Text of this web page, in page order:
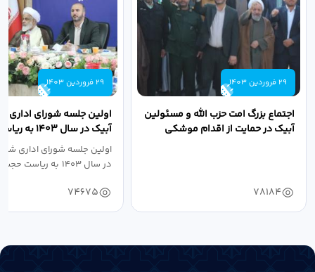
29 فروردین 1403
اجتماع بزرگ امت حزب الله و مسئولین
آبیک در حمایت از اقدام موشکی
78184
29 فروردین 1403
اولین جلسه شورای اداری
آبیک در سال
اله مددخانی...
اولین جلسه شورای اداری
در سال ۱۴۰۳ به ریاست حجت اله...
74675